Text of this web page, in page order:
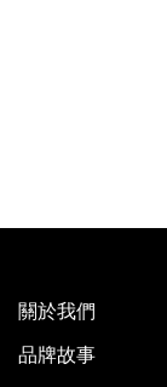
關於我們
品牌故事